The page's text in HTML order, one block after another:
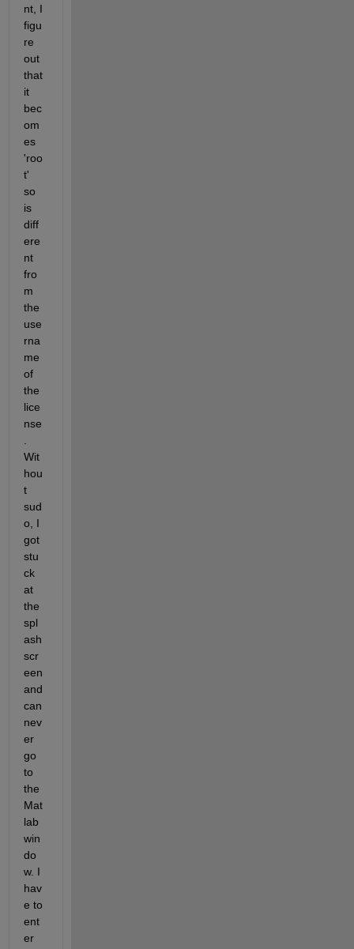
nt, I
figu
re
out
that
it
bec
om
es
'roo
t'
so
is
diff
ere
nt
fro
m
the
use
rna
me
of
the
lice
nse
Wit
hou
t
sud
o, I
got
stu
ck
at
the
spl
ash
scr
een
and
can
nev
er
go
to
the
Mat
lab
win
do
w. I
hav
e to
ent
er